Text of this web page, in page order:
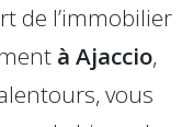
de l’immobilier
à Ajaccio,
vous